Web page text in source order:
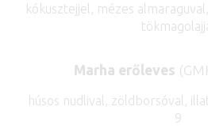
kókusztejjel, mézes
Marha erőleves
húsos nudlival, zöldborsóval,
9